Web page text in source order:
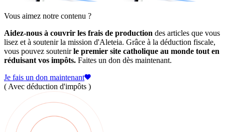
Vous aimez notre contenu ?
Aidez-nous à couvrir les frais de production des articles que vous
lisez et à soutenir la mission d'Aleteia. Grâce à la déduction fiscale,
vous pouvez soutenirle premier site catholique au monde tout en
réduisant vos impôts. Faites un don dès maintenant.
Je fais un don maintenant
( Avec déduction d'impôts )